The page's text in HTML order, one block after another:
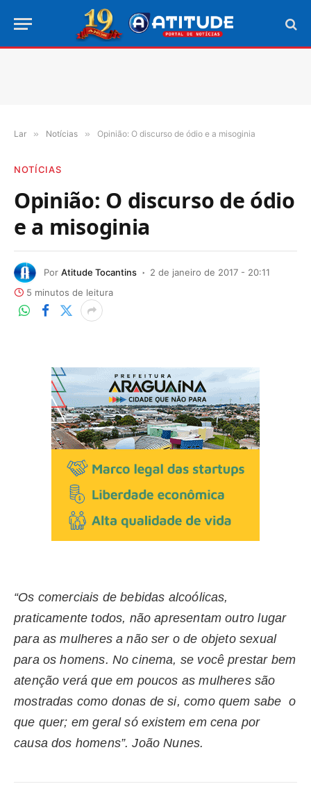
Lar » Notícias » Opinião: O discurso de ódio e a misoginia
NOTÍCIAS
Opinião: O discurso de ódio
e a misoginia
Por Atitude Tocantins
2 de janeiro de 2017 - 20:11
5 minutos de leitura
“Os comerciais de bebidas alcoólicas,
praticamente todos, não apresentam outro lugar
para as mulheres a não ser o de objeto sexual
para os homens. No cinema, se você prestar bem
atenção verá que em poucos as mulheres são
mostradas como donas de si, como quem sabe o
que quer; em geral só existem em cena por
causa dos homens”. João Nunes.